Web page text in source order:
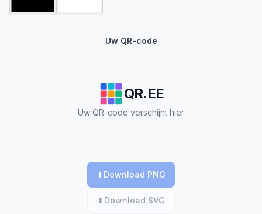
Uw QR-code
QR.EE
Uw QR-code verschijnt hier
⬇ Download PNG
⬇ Download SVG